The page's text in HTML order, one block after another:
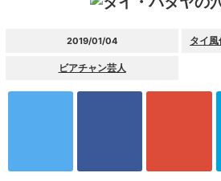
2019/01/04 タイ風
ビアチャン芸人